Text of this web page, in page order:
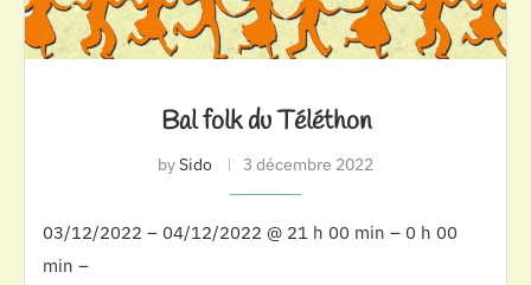
Bal folk du Téléthon
bySido 3 décembre 2022
03/12/2022 – 04/12/2022 @ 21 h 00 min – 0 h 00
min –